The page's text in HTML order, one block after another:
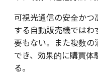
可視光通信の安全か
する自動販売機ではわ
要もない。また複数の
でき、効果的に購買
る。